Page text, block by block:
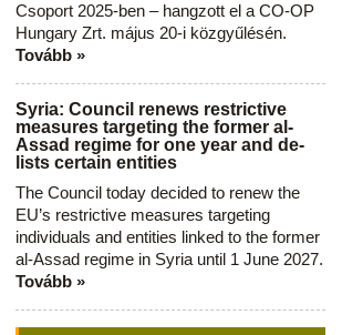
Csoport 2025-ben – hangzott el a CO-OP
Hungary Zrt. május 20-i közgyűlésén.
Tovább »
Syria: Council renews restrictive
measures targeting the former al-
Assad regime for one year and de-
lists certain entities
The Council today decided to renew the
EU’s restrictive measures targeting
individuals and entities linked to the former
al-Assad regime in Syria until 1 June 2027.
Tovább »